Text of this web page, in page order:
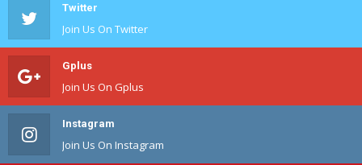
Twitter
Join Us On Twitter
Gplus
Join Us On Gplus
Instagram
Join Us On Instagram